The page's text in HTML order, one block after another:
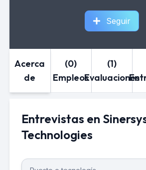
Seguir
Acerca
de
(0)
Empleos
(1)
Evaluaciones
Entrevistas en
Technologies